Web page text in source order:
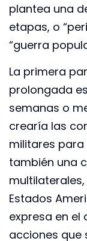
plantea una
etapas, o
“guerra
La primera
prolongada
semanas o
crearía las
militares para
también una
Estados
expresa en
acciones que